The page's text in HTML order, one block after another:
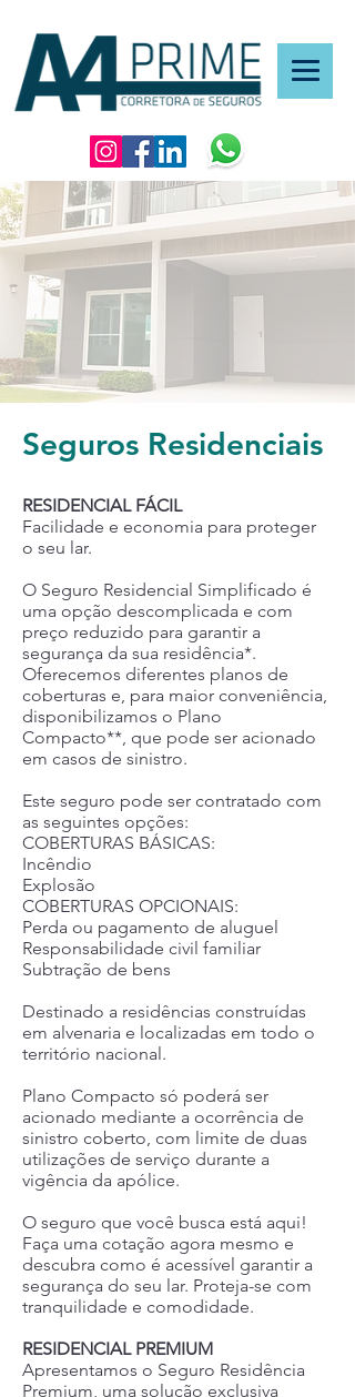
Seguros Residenciais
RESIDENCIAL FÁCIL
Facilidade e economia para proteger
o seu lar.
O Seguro Residencial Simplificado é
uma opção descomplicada e com
preço reduzido para garantir a
segurança da sua residência*.
Oferecemos diferentes planos de
coberturas e, para maior conveniência,
disponibilizamos o Plano
Compacto**, que pode ser acionado
em casos de sinistro.
Este seguro pode ser contratado com
as seguintes opções:
COBERTURAS BÁSICAS:
Incêndio
Explosão
COBERTURAS OPCIONAIS:
Perda ou pagamento de aluguel
Responsabilidade civil familiar
Subtração de bens
Destinado a residências construídas
em alvenaria e localizadas em todo o
território nacional.
Plano Compacto só poderá ser
acionado mediante a ocorrência de
sinistro coberto, com limite de duas
utilizações de serviço durante a
vigência da apólice.
O seguro que você busca está aqui!
Faça uma cotação agora mesmo e
descubra como é acessível garantir a
segurança do seu lar. Proteja-se com
tranquilidade e comodidade.
RESIDENCIAL PREMIUM
Apresentamos o Seguro Residência
Premium, uma solução exclusiva